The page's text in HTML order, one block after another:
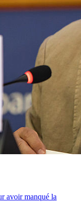
avoir manqué la